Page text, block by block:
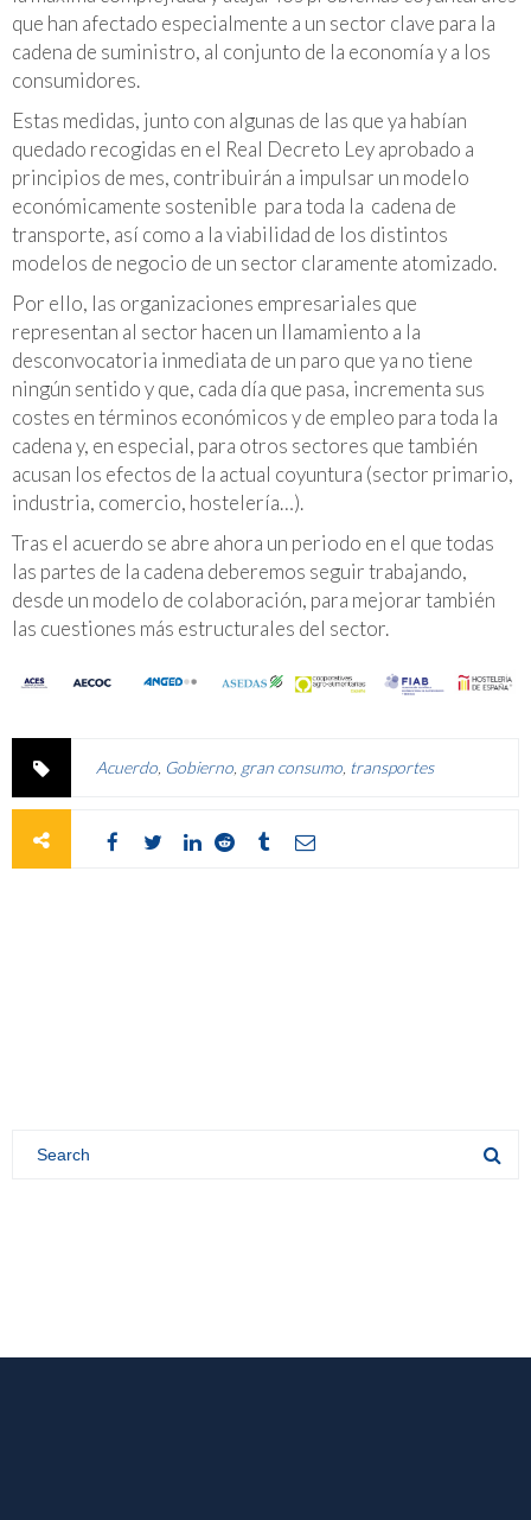
que han afectado especialmente a un sector clave para la
cadena de suministro, al conjunto de la economía y a los
consumidores.
Estas medidas, junto con algunas de las que ya habían
quedado recogidas en el Real Decreto Ley aprobado a
principios de mes, contribuirán a impulsar un modelo
económicamente sostenible para toda la cadena de
transporte, así como a la viabilidad de los distintos
modelos de negocio de un sector claramente atomizado.
Por ello, las organizaciones empresariales que
representan al sector hacen un llamamiento a la
desconvocatoria inmediata de un paro que ya no tiene
ningún sentido y que, cada día que pasa, incrementa sus
costes en términos económicos y de empleo para toda la
cadena y, en especial, para otros sectores que también
acusan los efectos de la actual coyuntura (sector primario,
industria, comercio, hostelería…).
Tras el acuerdo se abre ahora un periodo en el que todas
las partes de la cadena deberemos seguir trabajando,
desde un modelo de colaboración, para mejorar también
las cuestiones más estructurales del sector.
Acuerdo Gobierno gran consumo transportes